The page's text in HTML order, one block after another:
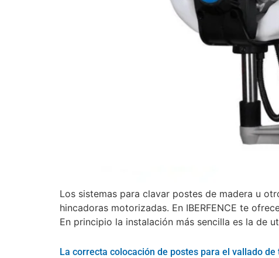
Los sistemas para clavar postes de madera u
hincadoras motorizadas. En IBERFENCE te
En principio la instalación más sencilla es la de
La correcta colocación de postes para el vallado de